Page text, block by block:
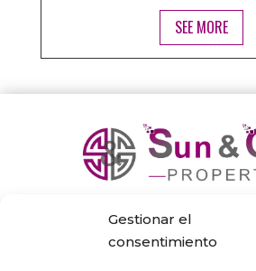
Gestionar el
consentimiento
SEE MORE